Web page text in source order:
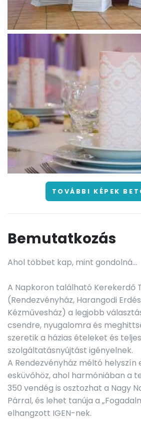
TOVÁBBI KÉPEK
Bemutatkozás
Ahol többet kap, mint gondolná…
A Napkoron található Kerekerdő
(Rendezvényház, Harangodi
Kézművesház) a legjobb
csendre, nyugalomra és
szeretik a házias ételeket és
szolgáltatásnyújtást igényelnek.
A Rendezvényház méltó helyszín
esküvőhöz, ahol harmóniában a
350 vendég is osztozhat a Nagy
Párral, és lehet tanúja a
elhangzott IGEN-nek.